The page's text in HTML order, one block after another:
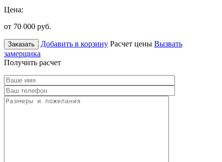
Цена:
от 70 000 руб.
Заказать Добавить в корзину Расчет цены Вызвать
замерщика
Получить расчет